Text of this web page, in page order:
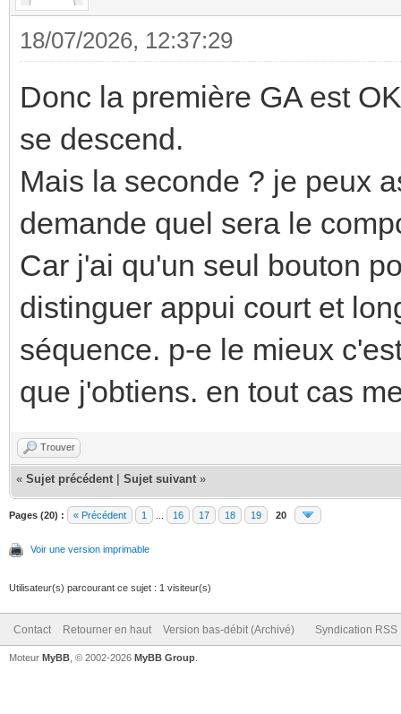
18/07/2026, 12:37:29
Donc la première GA est
se descend.
Mais la seconde ? je peux
demande quel sera le
Car j'ai qu'un seul bouton
distinguer appui court et
séquence. p-e le mieux
que j'obtiens. en tout cas
Trouver
« Sujet précédent Sujet suivant »
Pages (20) : « Précédent 1 16 17 18 19 20
Voir une version imprimable
Utilisateur(s) parcourant ce sujet : 1 visiteur(s)
Contact Retourner en haut Version bas-débit (Archivé) Syndication RSS
Moteur MyBB , © 2002-2026 MyBB Group